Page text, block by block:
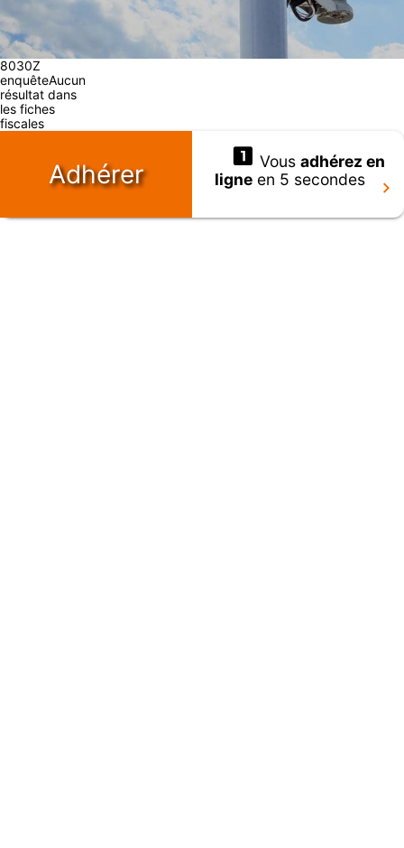
8030Z
enquêteAucun
résultat dans
les fiches
fiscales
Adhérer Vousadhérez en
ligneen 5 secondes